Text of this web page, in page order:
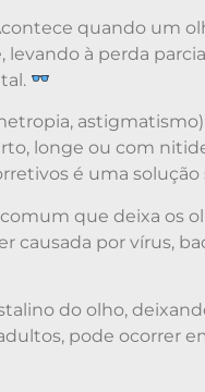
quando um
à perda
longe ou com
é uma solução
que deixa os
causada por vírus,
do olho,
pode ocorrer